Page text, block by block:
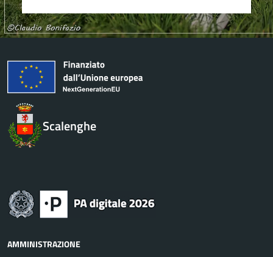
Scalenghe
AMMINISTRAZIONE